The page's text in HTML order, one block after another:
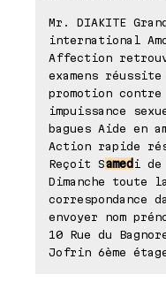
Mr. DIAKITE
international
Affection
examens
promotion
impuissance
bagues Aide en
Action rapide
Reçoit Samed i de
Dimanche toute
correspondance
envoyer nom
10 Rue du
Jofrin 6ème